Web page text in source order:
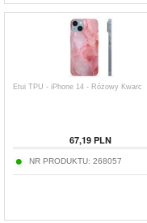
Etui TPU - iPhone 14 - Różowy Kwarc
67,19 PLN
NR PRODUKTU: 268057